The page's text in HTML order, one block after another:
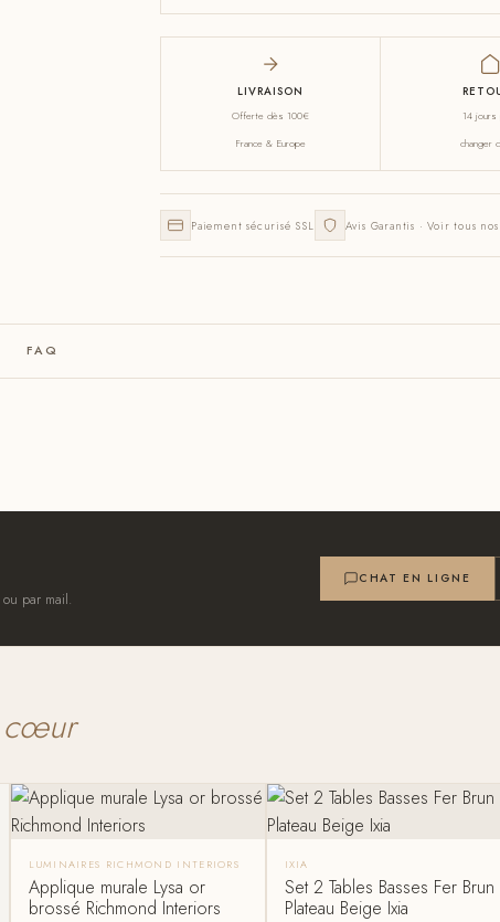
LIVRAISON
Offerte dès 100€
France & Europe
14 jours
changer
Paiement sécurisé SSL Avis Garantis · Voir tous
FAQ
par mail.
CHAT EN LIGNE
cœur
LUMINAIRES RICHMOND INTERIORS
Applique murale Lysa or
brossé Richmond Interiors
IXIA
Set 2 Tables Basses Fer Brun
Plateau Beige Ixia